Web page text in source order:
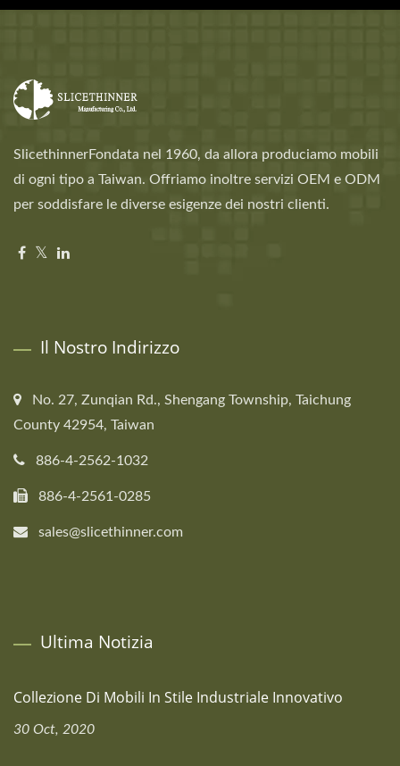
SlicethinnerFondata nel 1960, da allora produciamo mobili
di ogni tipo a Taiwan. Offriamo inoltre servizi OEM e ODM
per soddisfare le diverse esigenze dei nostri clienti.
Il Nostro Indirizzo
No. 27, Zunqian Rd., Shengang Township, Taichung
County 42954, Taiwan
886-4-2562-1032
886-4-2561-0285
sales@slicethinner.com
Ultima Notizia
Collezione Di Mobili In Stile Industriale Innovativo
30 Oct, 2020